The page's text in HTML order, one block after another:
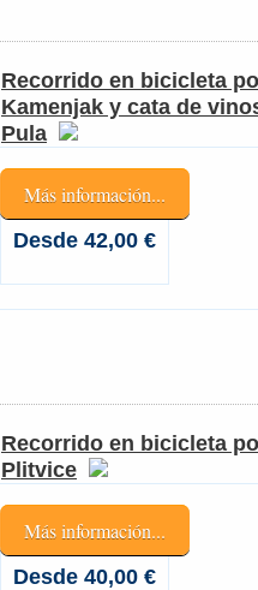
Recorrido en bicicleta
Kamenjak y cata de
Pula
Más información...
Desde 42,00 €
Recorrido en bicicleta
Plitvice
Más información...
Desde 40,00 €